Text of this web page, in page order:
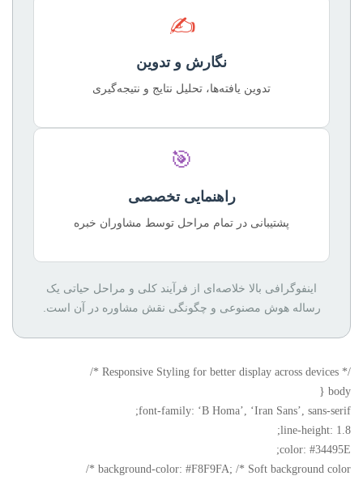
✍️
نگارش و تدوین
تدوین یافته‌ها، تحلیل نتایج و نتیجه‌گیری
🎯
راهنمایی تخصصی
پشتیبانی در تمام مراحل توسط مشاوران خبره
اینفوگرافی بالا خلاصه‌ای از فرآیند کلی و مراحل حیاتی یک
رساله هوش مصنوعی و چگونگی نقش مشاوره در آن است.
/* Responsive Styling for better display across devices */
body {
font-family: ‘B Homa’, ‘Iran Sans’, sans-serif;
line-height: 1.8;
color: #34495E;
background-color: #F8F9FA; /* Soft background color */